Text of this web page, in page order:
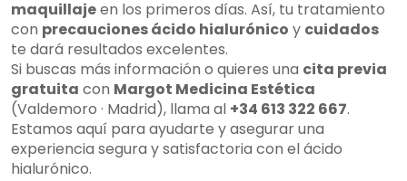
maquillajeen los primeros días. Así, tu tratamiento
con precauciones ácido hialurónico y cuidados
te dará resultados excelentes.
Si buscas más información o quieres una cita previa
gratuita con Margot Medicina Estética
(Valdemoro · Madrid), llama al +34 613 322 667.
Estamos aquí para ayudarte y asegurar una
experiencia segura y satisfactoria con el ácido
hialurónico.